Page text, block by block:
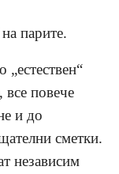
парите.
все повече
и до
сметки.
независим